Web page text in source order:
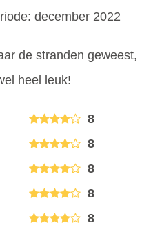
december 2022
de stranden geweest,
heel leuk!
8
8
8
8
8